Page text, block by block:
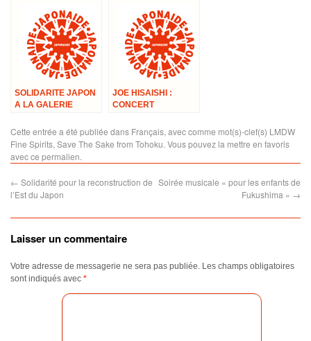
Hector Berlioz à
Paris
SOLIDARITE JAPON
A LA GALERIE
19 Juin 2011
JOE HISAISHI :
CONCERT
FAVEUR DU JAPON
TOUS EN CHŒUR
Cette entrée a été publiée dans Français, avec comme mot(s)-clef(s) LMDW
Fine Spirits, Save The Sake from Tohoku. Vous pouvez la mettre en favoris
avecce permalien.
← Solidarité pour la reconstruction de
l’Est du Japon
Soirée musicale « pour les enfants de
Fukushima » →
Laisser un commentaire
Votre adresse de messagerie ne sera pas publiée. Les champs obligatoires
sont indiqués avec *